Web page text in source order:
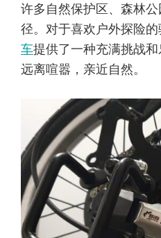
许多自然保护区、森林
径。对于喜欢户外探险的
车提供了一种充满挑战
远离喧嚣，亲近自然。